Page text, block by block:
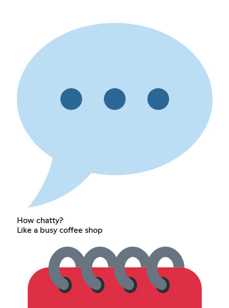
How chatty?
Like a busy coffee shop